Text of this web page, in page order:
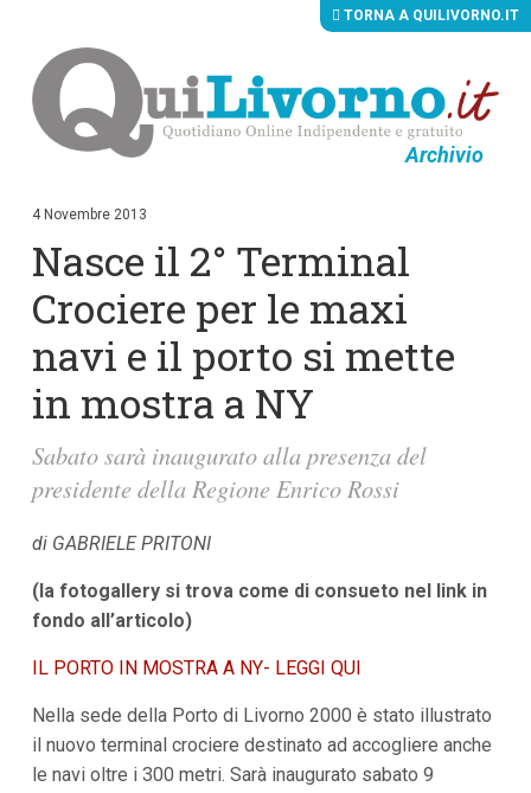
Archivio
i
n
e
n
u
p
r
i
i
a
l
i
a
a
M
e
TORNA A QUILIVORNO.IT
4 Novembre 2013
Nasce il 2° Terminal
Crociere per le maxi
navi e il porto si mette
in mostra a NY
Sabato sarà inaugurato alla presenza del
presidente della Regione Enrico Rossi
di GABRIELE PRITONI
(la fotogallery si trova come di consueto nel link in
fondo all’articolo)
IL PORTO IN MOSTRA A NY- LEGGI QUI
Nella sede della Porto di Livorno 2000 è stato illustrato
il nuovo terminal crociere destinato ad accogliere anche
le navi oltre i 300 metri. Sarà inaugurato sabato 9